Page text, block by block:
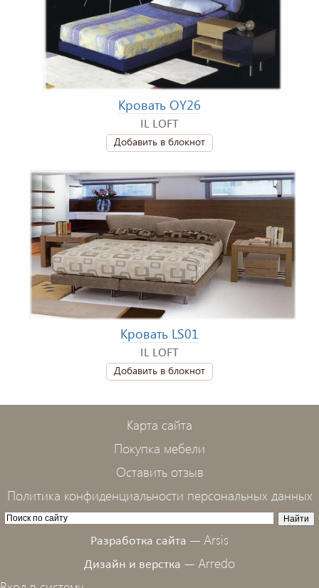
Кровать OY26
IL LOFT
Добавить в блокнот
Кровать LS01
IL LOFT
Добавить в блокнот
Карта сайта
Покупка мебели
Оставить отзыв
Политика конфиденциальности персональных данных
Разработка сайта — Arsis
Дизайн и верстка — Arredo